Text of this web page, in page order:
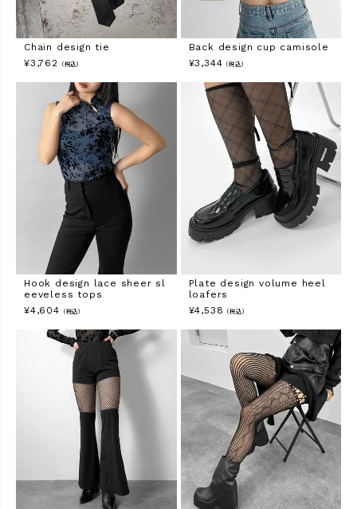
Chain design tie
¥3,762 （税込）
Back design cup camisole
¥3,344 （税込）
Hook design lace sheer sl
eeveless tops
¥4,604 （税込）
Plate design volume heel
loafers
¥4,538 （税込）